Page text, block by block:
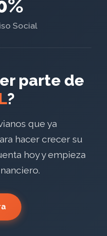
Social
parte de
?
que ya
hacer crecer su
hoy y empieza